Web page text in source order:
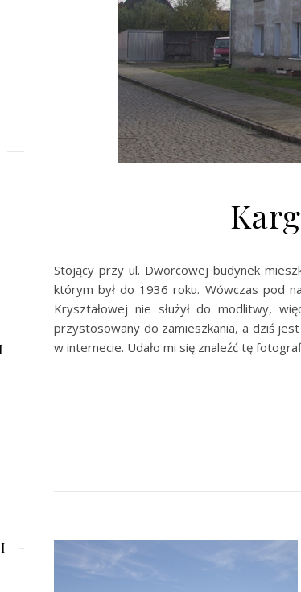
Stojący przy ul. Dworcowej budynek
którym był do 1936 roku. Wówczas pod
Kryształowej nie służył do modlitwy,
przystosowany do zamieszkania, a dziś
w internecie. Udało mi się znaleźć tę